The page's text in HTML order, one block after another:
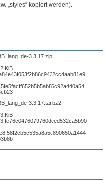
„styles“ kopiert werden).
3.3.17.zip
KiB
3.3.17.tar.bz2
KiB